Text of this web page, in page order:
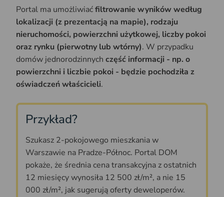
Portal ma umożliwiaćfiltrowanie wyników według
lokalizacji (z prezentacją na mapie), rodzaju
nieruchomości, powierzchni użytkowej, liczby pokoi
oraz rynku (pierwotny lub wtórny). W przypadku
domów jednorodzinnych część informacji - np. o
powierzchni i liczbie pokoi - będzie pochodziła z
oświadczeń właścicieli.
Przykład?
Szukasz 2-pokojowego mieszkania w
Warszawie na Pradze-Północ. Portal DOM
pokaże, że średnia cena transakcyjna z ostatnich
12 miesięcy wynosiła 12 500 zł/m², a nie 15
000 zł/m², jak sugerują oferty deweloperów.